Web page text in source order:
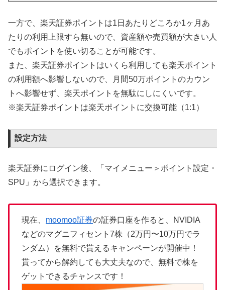
一方で、楽天証券ポイントは1日あたりどころか1ヶ月あ
たりの利用上限すら無いので、資産額や売買額が大きい人
でもポイントを使い切ることが可能です。
また、楽天証券ポイントはいくら利用しても楽天ポイント
の利用額へ影響しないので、月間50万ポイントのカウン
トへ影響せず、楽天ポイントを無駄にしにくいです。
※楽天証券ポイントは楽天ポイントに交換可能（1:1）
設定方法
楽天証券にログイン後、「マイメニュー＞ポイント設定・
SPU」から選択できます。
現在、 moomoo証券の証券口座を作ると、NVIDIA
などのマグニフィセント7株（2万円〜10万円でラ
ンダム）を無料で貰えるキャンペーンが開催中！
貰ってから解約しても大丈夫なので、無料で株を
ゲットできるチャンスです！